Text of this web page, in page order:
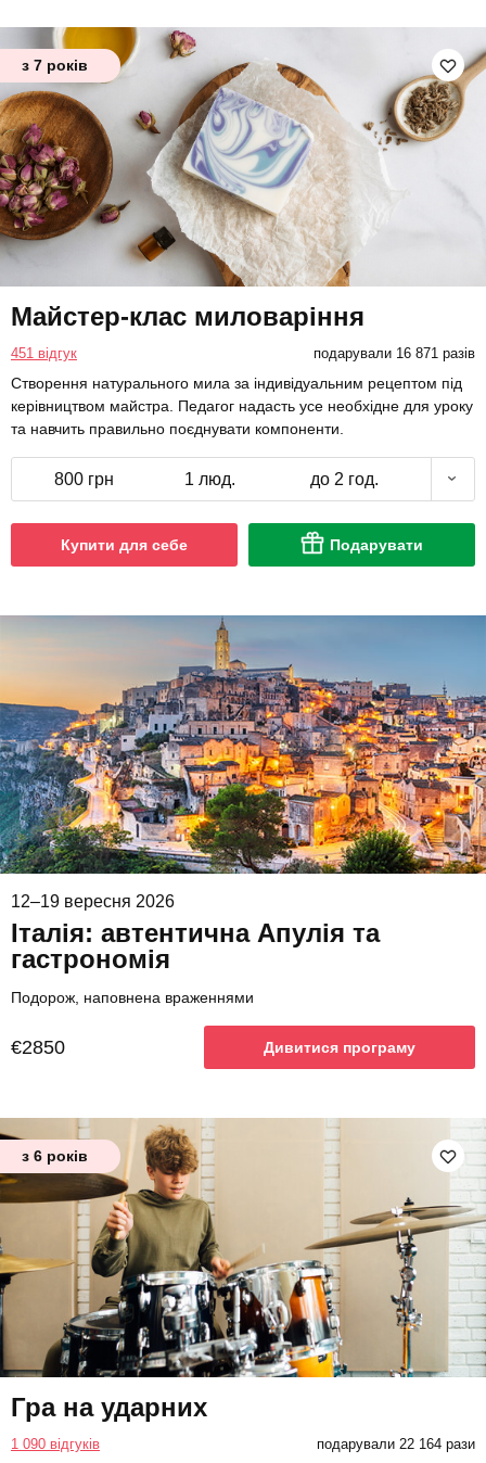
з 7 років
Майстер-клас миловаріння
451 відгук подарували 16 871 разів
Створення натурального мила за індивідуальним рецептом під
керівництвом майстра. Педагог надасть усе необхідне для уроку
та навчить правильно поєднувати компоненти.
800 грн 1 люд. до 2 год.
Купити для себе Подарувати
12–19 вересня 2026
Італія: автентична Апулія та
гастрономія
Подорож, наповнена враженнями
€2850 Дивитися програму
з 6 років
Гра на ударних
1 090 відгуків подарували 22 164 рази